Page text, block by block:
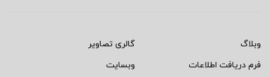
وبلاگ
گالری تصاویر
فرم دریافت اطلاعات
وبسایت